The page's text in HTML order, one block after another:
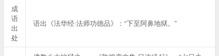
成
语
出
处
语出《法华经·法师功德品》：“下至阿鼻地狱。”